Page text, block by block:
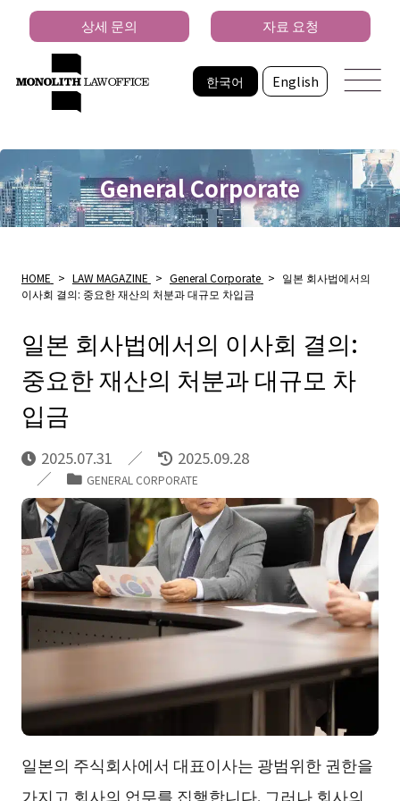
한국어 English
상세 문의 자료 요청
General Corporate
HOME > LAW MAGAZINE > General Corporate > 일본 회사법에서의
이사회 결의: 중요한 재산의 처분과 대규모 차입금
일본 회사법에서의 이사회 결의:
중요한 재산의 처분과 대규모 차
입금
2025.07.31 2025.09.28
GENERAL CORPORATE
일본의 주식회사에서 대표이사는 광범위한 권한을
가지고 회사의 업무를 집행합니다. 그러나 회사의